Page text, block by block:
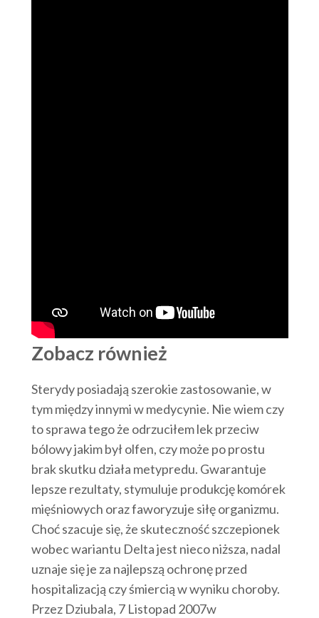
Zobacz również
Sterydy posiadają szerokie zastosowanie, w
tym między innymi w medycynie. Nie wiem czy
to sprawa tego że odrzuciłem lek przeciw
bólowy jakim był olfen, czy może po prostu
brak skutku działa metypredu. Gwarantuje
lepsze rezultaty, stymuluje produkcję komórek
mięśniowych oraz faworyzuje siłę organizmu.
Choć szacuje się, że skuteczność szczepionek
wobec wariantu Delta jest nieco niższa, nadal
uznaje się je za najlepszą ochronę przed
hospitalizacją czy śmiercią w wyniku choroby.
Przez Dziubala, 7 Listopad 2007w